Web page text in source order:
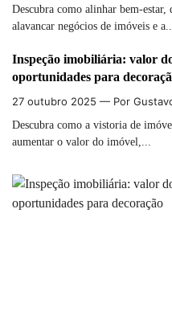
Descubra como alinhar bem-estar,
alavancar negócios de imóveis e
Inspeção imobiliária: valor
oportunidades para
27 outubro 2025 — Por
Descubra como a vistoria de
aumentar o valor do imóvel,...